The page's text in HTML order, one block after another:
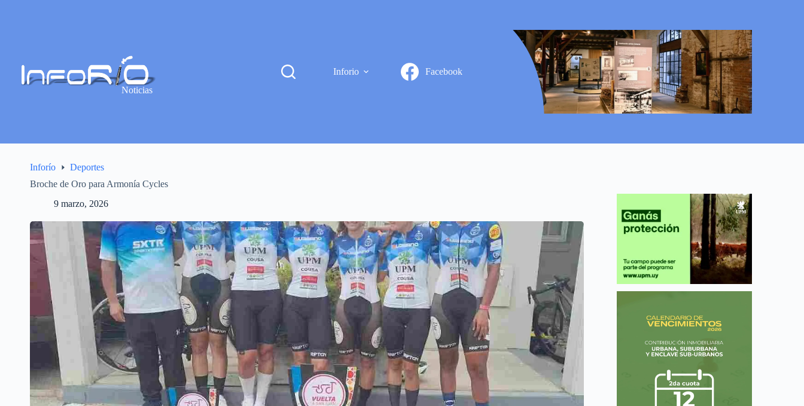
Noticias
Inforio Facebook
Inforío
Deportes
Broche de Oro para Armonía Cycles
9 marzo, 2026